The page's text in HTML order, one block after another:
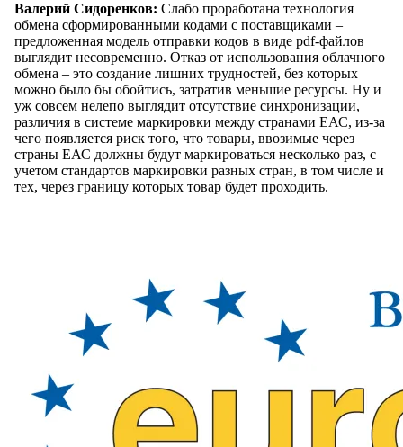
Валерий Сидоренков: Слабо проработана технология
обмена сформированными кодами с поставщиками –
предложенная модель отправки кодов в виде pdf-файлов
выглядит несовременно. Отказ от использования облачного
обмена – это создание лишних трудностей, без которых
можно было бы обойтись, затратив меньшие ресурсы. Ну и
уж совсем нелепо выглядит отсутствие синхронизации,
различия в системе маркировки между странами ЕАС, из-за
чего появляется риск того, что товары, ввозимые через
страны ЕАС должны будут маркироваться несколько раз, с
учетом стандартов маркировки разных стран, в том числе и
тех, через границу которых товар будет проходить.